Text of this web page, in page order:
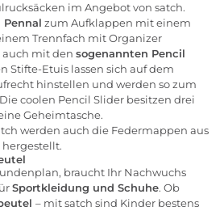
im Angebot von satch.
Pennal zum Aufklappen mit einem
Trennfach mit Organizer
auch mit den sogenannten Pencil
Stifte-Etuis lassen sich auf dem
hinstellen und werden so zum
coolen Pencil Slider besitzen drei
Geheimtasche.
werden auch die Federmappen aus
hergestellt.
braucht Ihr Nachwuchs
Sportkleidung und Schuhe. Ob
– mit satch sind Kinder bestens